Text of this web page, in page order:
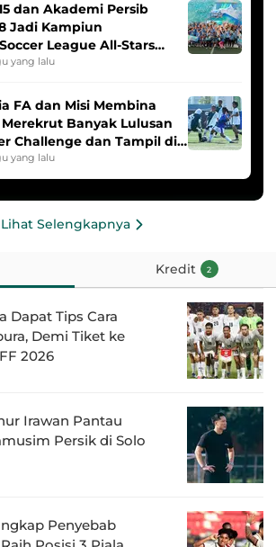
dan Akademi Persib
Jadi Kampiun
League All-Stars
yang lalu
FA dan Misi Membina
Banyak Lulusan
Challenge dan Tampil di
League
yang lalu
Lihat Selengkapnya
Kredit 2
Dapat Tips Cara
Demi Tiket ke
2026
Irawan Pantau
Persik di Solo
Penyebab